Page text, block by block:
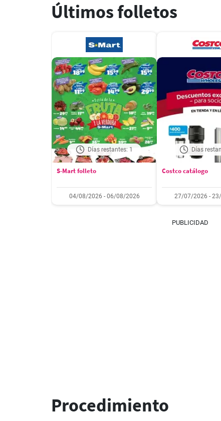
Últimos folletos
Días restantes: 1
S-Mart folleto
04/08/2026 - 06/08/2026
Días
Costco catálogo
27/07/2026 -
PUBLICIDAD
Procedimiento